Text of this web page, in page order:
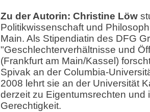
Zu der Autorin: Christine Löw
Politikwissenschaft und
Main. Als Stipendiatin des DFG
"Geschlechterverhältnisse und
(Frankfurt am Main/Kassel)
Spivak an der Columbia-
2008 lehrt sie an der Universität
derzeit zu Eigentumsrechten und
Gerechtigkeit.